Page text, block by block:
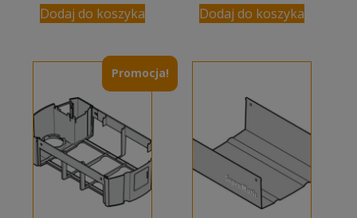
wynosiła:
347,00 zł.
wynosi:
282,00 zł.
Dodaj do koszyka Dodaj do koszyka
Promocja!